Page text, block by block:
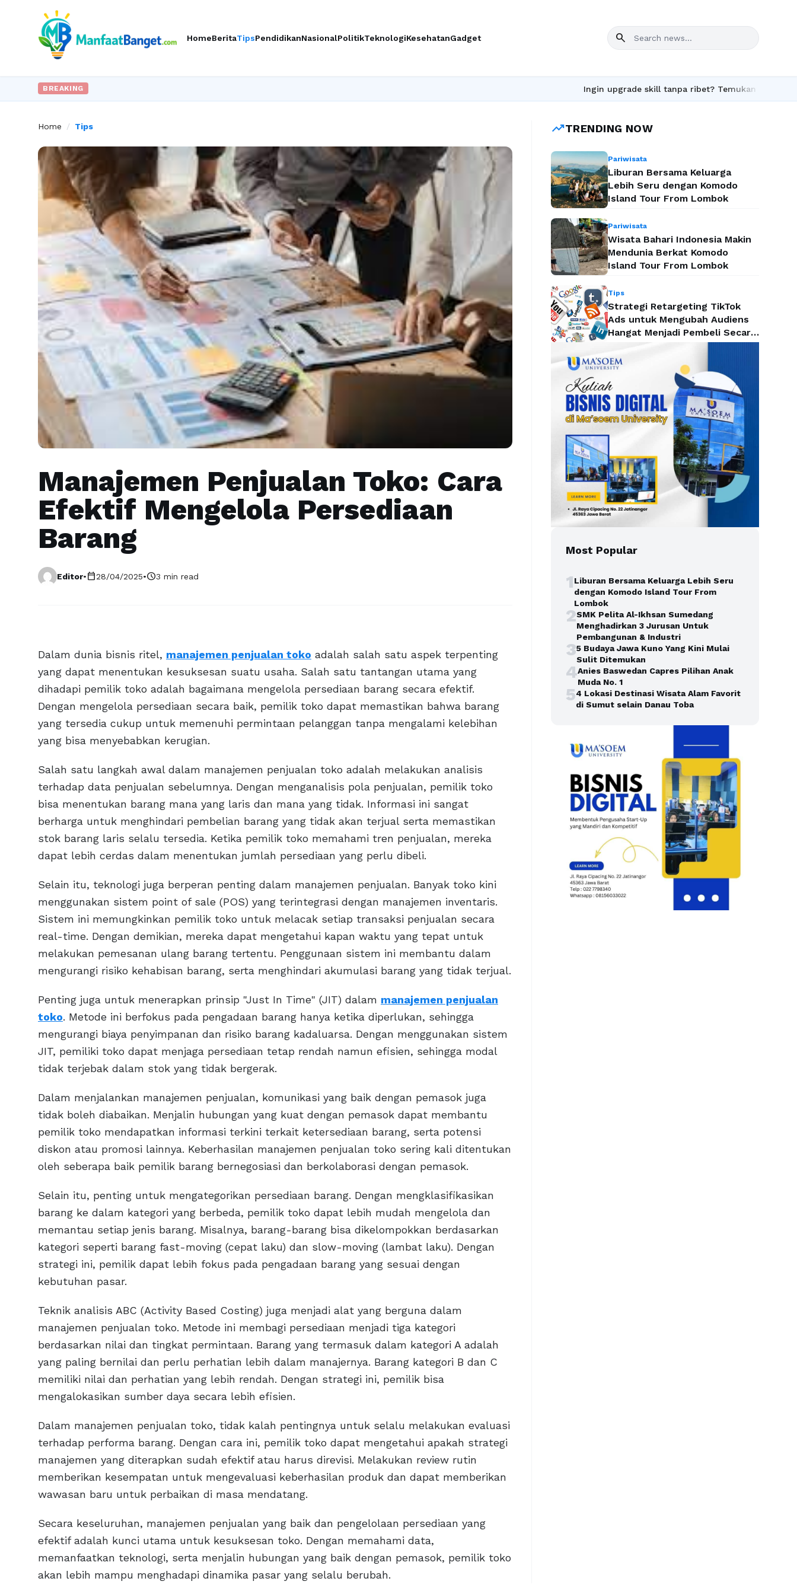
HomeBeritaTipsPendidikanNasionalPolitikTeknologiKesehatanGadget search
BREAKING Ingin upgrade skill tanpa ribet? Temukan kelas seru dan
Home / Tips
Manajemen Penjualan Toko: Cara
Efektif Mengelola Persediaan
Barang
Editor•calendar_today28/04/2025•schedule3 min read
Dalam dunia bisnis ritel, manajemen penjualan toko adalah salah satu aspek terpenting
yang dapat menentukan kesuksesan suatu usaha. Salah satu tantangan utama yang
dihadapi pemilik toko adalah bagaimana mengelola persediaan barang secara efektif.
Dengan mengelola persediaan secara baik, pemilik toko dapat memastikan bahwa barang
yang tersedia cukup untuk memenuhi permintaan pelanggan tanpa mengalami kelebihan
yang bisa menyebabkan kerugian.
Salah satu langkah awal dalam manajemen penjualan toko adalah melakukan analisis
terhadap data penjualan sebelumnya. Dengan menganalisis pola penjualan, pemilik toko
bisa menentukan barang mana yang laris dan mana yang tidak. Informasi ini sangat
berharga untuk menghindari pembelian barang yang tidak akan terjual serta memastikan
stok barang laris selalu tersedia. Ketika pemilik toko memahami tren penjualan, mereka
dapat lebih cerdas dalam menentukan jumlah persediaan yang perlu dibeli.
Selain itu, teknologi juga berperan penting dalam manajemen penjualan. Banyak toko kini
menggunakan sistem point of sale (POS) yang terintegrasi dengan manajemen inventaris.
Sistem ini memungkinkan pemilik toko untuk melacak setiap transaksi penjualan secara
real-time. Dengan demikian, mereka dapat mengetahui kapan waktu yang tepat untuk
melakukan pemesanan ulang barang tertentu. Penggunaan sistem ini membantu dalam
mengurangi risiko kehabisan barang, serta menghindari akumulasi barang yang tidak terjual.
Penting juga untuk menerapkan prinsip "Just In Time" (JIT) dalam manajemen penjualan
toko. Metode ini berfokus pada pengadaan barang hanya ketika diperlukan, sehingga
mengurangi biaya penyimpanan dan risiko barang kadaluarsa. Dengan menggunakan sistem
JIT, pemiliki toko dapat menjaga persediaan tetap rendah namun efisien, sehingga modal
tidak terjebak dalam stok yang tidak bergerak.
Dalam menjalankan manajemen penjualan, komunikasi yang baik dengan pemasok juga
tidak boleh diabaikan. Menjalin hubungan yang kuat dengan pemasok dapat membantu
pemilik toko mendapatkan informasi terkini terkait ketersediaan barang, serta potensi
diskon atau promosi lainnya. Keberhasilan manajemen penjualan toko sering kali ditentukan
oleh seberapa baik pemilik barang bernegosiasi dan berkolaborasi dengan pemasok.
Selain itu, penting untuk mengategorikan persediaan barang. Dengan mengklasifikasikan
barang ke dalam kategori yang berbeda, pemilik toko dapat lebih mudah mengelola dan
memantau setiap jenis barang. Misalnya, barang-barang bisa dikelompokkan berdasarkan
kategori seperti barang fast-moving (cepat laku) dan slow-moving (lambat laku). Dengan
strategi ini, pemilik dapat lebih fokus pada pengadaan barang yang sesuai dengan
kebutuhan pasar.
Teknik analisis ABC (Activity Based Costing) juga menjadi alat yang berguna dalam
manajemen penjualan toko. Metode ini membagi persediaan menjadi tiga kategori
berdasarkan nilai dan tingkat permintaan. Barang yang termasuk dalam kategori A adalah
yang paling bernilai dan perlu perhatian lebih dalam manajernya. Barang kategori B dan C
memiliki nilai dan perhatian yang lebih rendah. Dengan strategi ini, pemilik bisa
mengalokasikan sumber daya secara lebih efisien.
Dalam manajemen penjualan toko, tidak kalah pentingnya untuk selalu melakukan evaluasi
terhadap performa barang. Dengan cara ini, pemilik toko dapat mengetahui apakah strategi
manajemen yang diterapkan sudah efektif atau harus direvisi. Melakukan review rutin
memberikan kesempatan untuk mengevaluasi keberhasilan produk dan dapat memberikan
wawasan baru untuk perbaikan di masa mendatang.
Secara keseluruhan, manajemen penjualan yang baik dan pengelolaan persediaan yang
efektif adalah kunci utama untuk kesuksesan toko. Dengan memahami data,
memanfaatkan teknologi, serta menjalin hubungan yang baik dengan pemasok, pemilik toko
akan lebih mampu menghadapi dinamika pasar yang selalu berubah.
trending_upTRENDING NOW
Pariwisata
Liburan Bersama Keluarga
Lebih Seru dengan Komodo
Island Tour From Lombok
Pariwisata
Wisata Bahari Indonesia Makin
Mendunia Berkat Komodo
Island Tour From Lombok
Tips
Strategi Retargeting TikTok
Ads untuk Mengubah Audiens
Hangat Menjadi Pembeli Secara
Most Popular
1Liburan Bersama Keluarga Lebih Seru
dengan Komodo Island Tour From
Lombok
2SMK Pelita Al-Ikhsan Sumedang
Menghadirkan 3 Jurusan Untuk
Pembangunan & Industri
35 Budaya Jawa Kuno Yang Kini Mulai
Sulit Ditemukan
4Anies Baswedan Capres Pilihan Anak
Muda No. 1
54 Lokasi Destinasi Wisata Alam Favorit
di Sumut selain Danau Toba